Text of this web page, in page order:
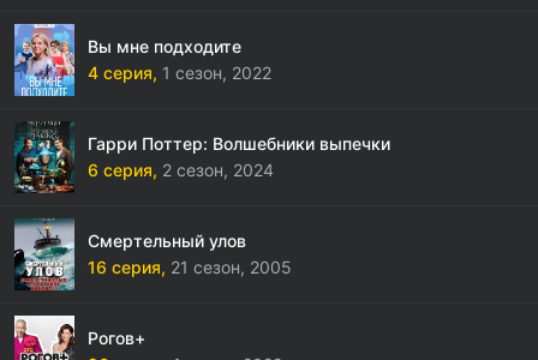
Вы мне подходите
4 серия, 1 сезон, 2022
Гарри Поттер: Волшебники выпечки
6 серия, 2 сезон, 2024
Смертельный улов
16 серия, 21 сезон, 2005
Рогов+